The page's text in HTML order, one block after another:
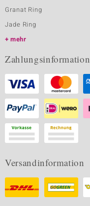
Granat Ring
Jade Ring
mehr
Zahlungsinformation
Versandinformation